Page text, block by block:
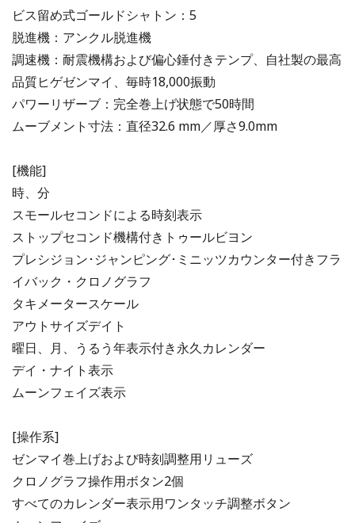
ビス留め式ゴールドシャトン：5
脱進機：アンクル脱進機
調速機：耐震機構および偏心錘付きテンプ、自社製の最高
品質ヒゲゼンマイ、毎時18,000振動
パワーリザーブ：完全巻上げ状態で50時間
ムーブメント寸法：直径32.6 mm／厚さ9.0mm
[機能]
時、分
スモールセコンドによる時刻表示
ストップセコンド機構付きトゥールビヨン
プレシジョン･ジャンピング･ミニッツカウンター付きフラ
イバック・クロノグラフ
タキメータースケール
アウトサイズデイト
曜日、月、うるう年表示付き永久カレンダー
デイ・ナイト表示
ムーンフェイズ表示
[操作系]
ゼンマイ巻上げおよび時刻調整用リューズ
クロノグラフ操作用ボタン2個
すべてのカレンダー表示用ワンタッチ調整ボタン